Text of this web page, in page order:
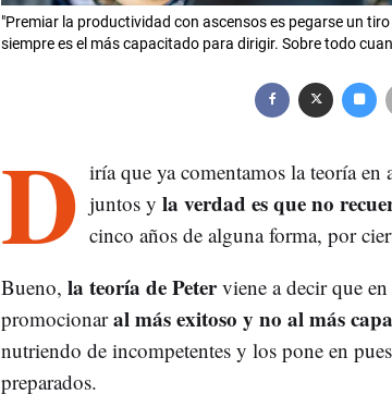
"Premiar la productividad con ascensos es pegarse un
siempre es el más capacitado para dirigir. Sobre todo
D iría que ya comentamos la teoría
juntos y la verdad es que no
cinco años de alguna forma, por
Bueno, la teoría de Peterviene a decir que en
promocionaral más exitoso y no al más
nutriendo de incompetentes y los pone en
preparados.